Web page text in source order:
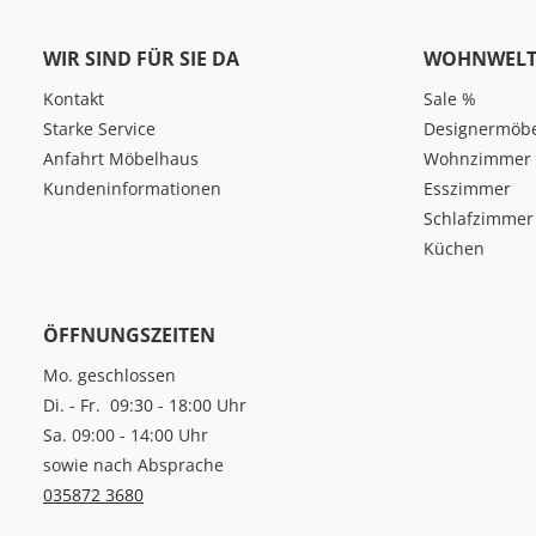
WIR SIND FÜR SIE DA
Kontakt
Starke Service
Anfahrt Möbelhaus
Kundeninformationen
Sale %
Wohnzimmer
Esszimmer
Schlafzimmer
Küchen
ÖFFNUNGSZEITEN
Mo. geschlossen
Di. - Fr. 09:30 - 18:00 Uhr
Sa. 09:00 - 14:00 Uhr
sowie nach Absprache
035872 3680